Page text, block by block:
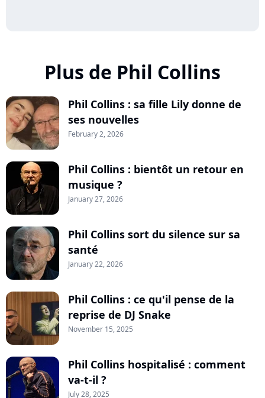
Plus de Phil Collins
Phil Collins : sa fille Lily donne de
ses nouvelles
February 2, 2026
Phil Collins : bientôt un retour en
musique ?
January 27, 2026
Phil Collins sort du silence sur sa
santé
January 22, 2026
Phil Collins : ce qu'il pense de la
reprise de DJ Snake
November 15, 2025
Phil Collins hospitalisé : comment
va-t-il ?
July 28, 2025